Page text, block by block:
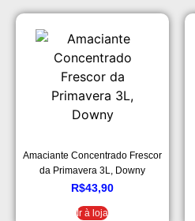
Amaciante Concentrado Frescor
da Primavera 3L, Downy
R$43,90
Ir à loja